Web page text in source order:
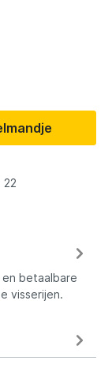
22
en betaalbare
visserijen.